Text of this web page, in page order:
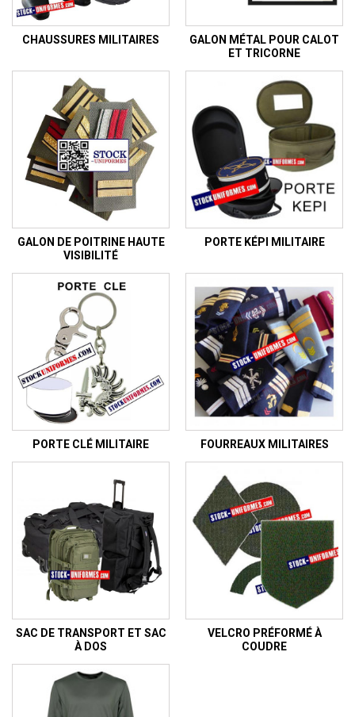
CHAUSSURES MILITAIRES
GALON MÉTAL POUR CALOT
ET TRICORNE
GALON DE POITRINE HAUTE
VISIBILITÉ
PORTE KÉPI MILITAIRE
PORTE CLÉ MILITAIRE FOURREAUX MILITAIRES
SAC DE TRANSPORT ET SAC
À DOS
VELCRO PRÉFORMÉ À
COUDRE